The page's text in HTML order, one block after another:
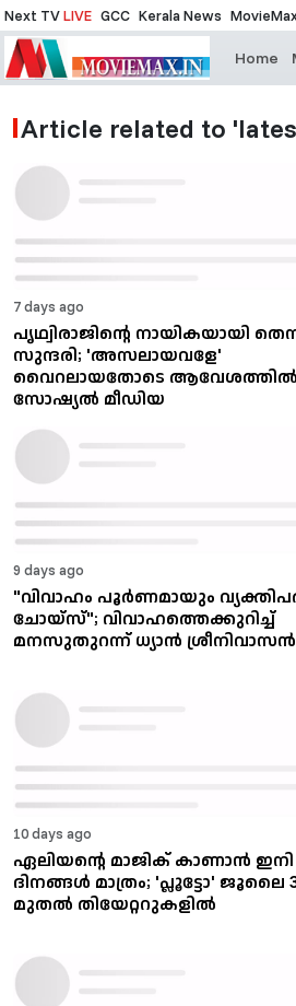
Next TVLIVE GCC Kerala News
Home
Article related to
7 days ago
പൃഥ്വിരാജിന്റെ നായികയായി
സുന്ദരി; 'അസലായവളേ'
വൈറലായതോടെ ആവേശത്തിൽ
സോഷ്യൽ മീഡിയ
9 days ago
"വിവാഹം പൂർണമായും
ചോയ്സ്"; വിവാഹത്തെക്കുറിച്ച്
മനസുതുറന്ന് ധ്യാൻ ശ്രീനിവാസൻ
10 days ago
ഏലിയന്റെ മാജിക് കാണാൻ ഇനി
ദിനങ്ങൾ മാത്രം; 'പ്ലൂട്ടോ' ജൂലൈ
മുതൽ തിയേറ്ററുകളിൽ